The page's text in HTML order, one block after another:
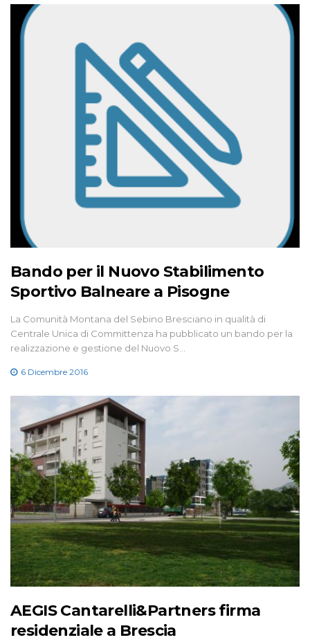
Bando per il Nuovo Stabilimento
Sportivo Balneare a Pisogne
La Comunità Montana del Sebino Bresciano in qualità di
Centrale Unica di Committenza ha pubblicato un bando per la
realizzazione e gestione del Nuovo S…
6 Dicembre 2016
AEGIS Cantarelli&Partners firma
residenziale a Brescia